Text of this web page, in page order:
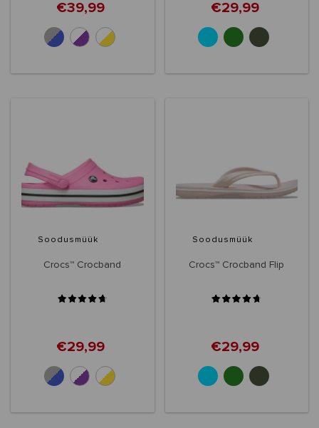
€39,99 €29,99
Soodusmüük
Crocs™ Crocband
€29,99
Soodusmüük
Crocs™ Crocband Flip
€29,99